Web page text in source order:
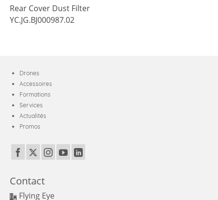
Rear Cover Dust Filter
YC.JG.BJ000987.02
Drones
Accessoires
Formations
Services
Actualités
Promos
Contact
Flying Eye